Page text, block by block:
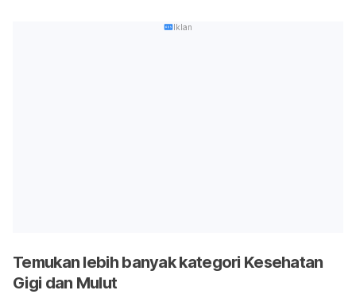
Iklan
Temukan lebih banyak kategori Kesehatan
Gigi dan Mulut